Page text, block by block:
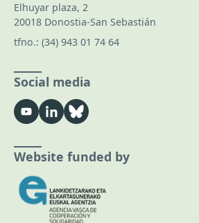
Elhuyar plaza, 2
20018 Donostia-San Sebastián
tfno.: (34) 943 01 74 64
Social media
Website funded by